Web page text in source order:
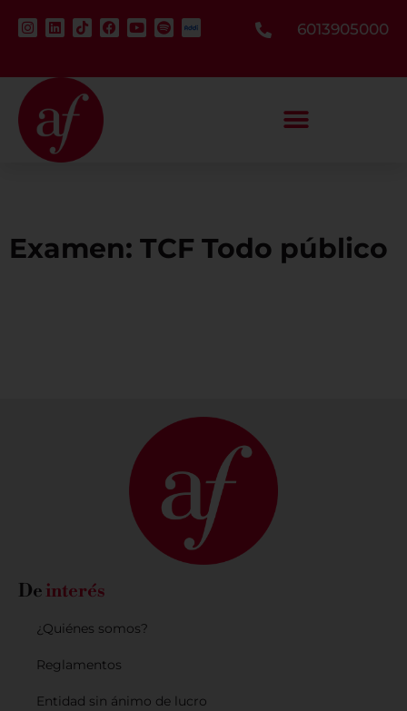
6013905000
Examen: TCF Todo público
De interés
¿Quiénes somos?
Reglamentos
Entidad sin ánimo de lucro